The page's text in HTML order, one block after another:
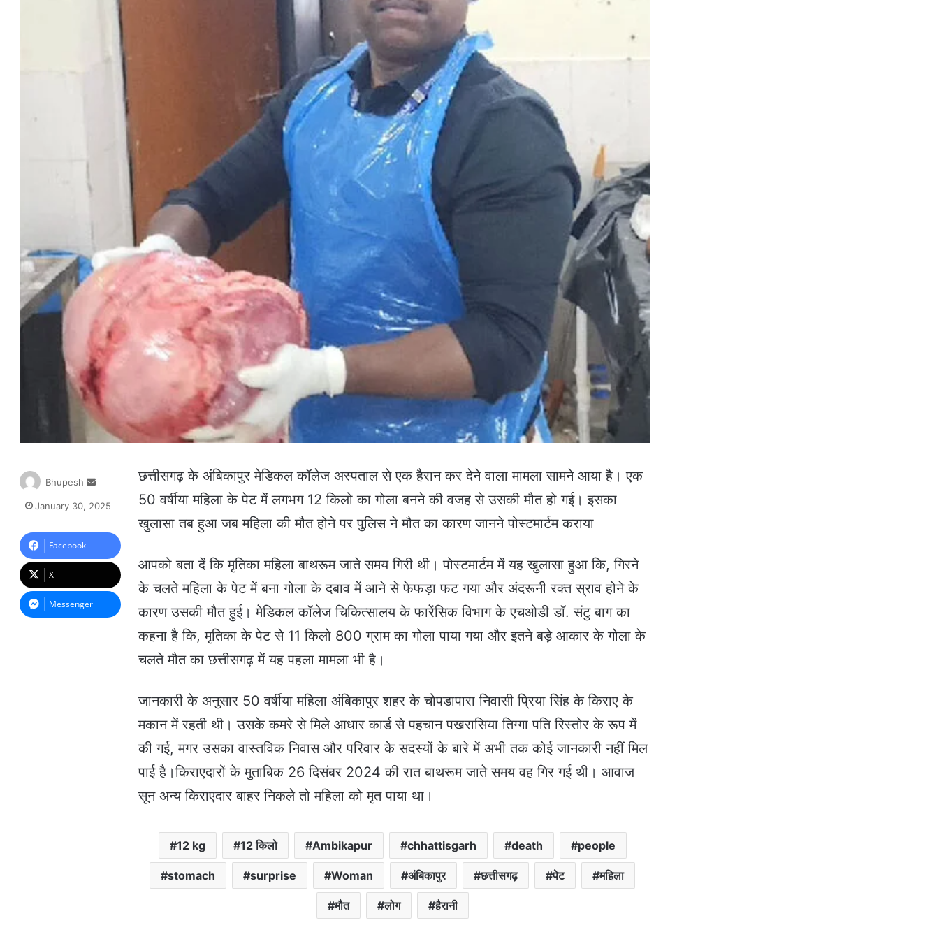
छत्तीसगढ़ के अंबिकापुर मेडिकल कॉलेज अस्पताल से एक हैरान कर देने वाला मामला सामने आया है। एक
50 वर्षीया महिला के पेट में लगभग 12 किलो का गोला बनने की वजह से उसकी मौत हो गई। इसका
खुलासा तब हुआ जब महिला की मौत होने पर पुलिस ने मौत का कारण जानने पोस्टमार्टम कराया
आपको बता दें कि मृतिका महिला बाथरूम जाते समय गिरी थी। पोस्टमार्टम में यह खुलासा हुआ कि, गिरने
के चलते महिला के पेट में बना गोला के दबाव में आने से फेफड़ा फट गया और अंदरूनी रक्त स्राव होने के
कारण उसकी मौत हुई। मेडिकल कॉलेज चिकित्सालय के फारेंसिक विभाग के एचओडी डॉ. संटु बाग का
कहना है कि, मृतिका के पेट से 11 किलो 800 ग्राम का गोला पाया गया और इतने बड़े आकार के गोला के
चलते मौत का छत्तीसगढ़ में यह पहला मामला भी है।
जानकारी के अनुसार 50 वर्षीया महिला अंबिकापुर शहर के चोपडापारा निवासी प्रिया सिंह के किराए के
मकान में रहती थी। उसके कमरे से मिले आधार कार्ड से पहचान पखरासिया तिग्गा पति रिस्तोर के रूप में
की गई, मगर उसका वास्तविक निवास और परिवार के सदस्यों के बारे में अभी तक कोई जानकारी नहीं मिल
पाई है।किराएदारों के मुताबिक 26 दिसंबर 2024 की रात बाथरूम जाते समय वह गिर गई थी। आवाज
सून अन्य किराएदार बाहर निकले तो महिला को मृत पाया था।
12 kg 12 किलो Ambikapur chhattisgarh death people
stomach surprise Woman अंबिकापुर छत्तीसगढ़ पेट महिला
मौत लोग हैरानी
Bhupesh
n
January 30, 2025
Facebook
X
Messenger